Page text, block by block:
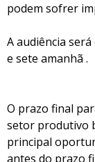
podem sofrer
A audiência
e sete amanhã .
O prazo final
setor produtivo
principal
antes do prazo